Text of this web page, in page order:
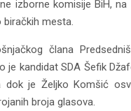
izborne komisije BiH,
biračkih mesta.
člana
je kandidat SDA Šefik
dok je Željko Komšić
broja glasova.